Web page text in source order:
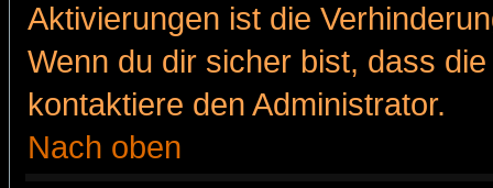
Aktivierungen ist die
Wenn du dir sicher bist, dass
kontaktiere den Administrator.
Nach oben